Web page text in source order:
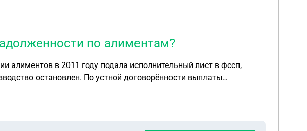
по алиментам?
в 2011 году подала исполнительный лист в фссп,
остановлен. По устной договорённости выплаты
нового
исполнительный лист. Возможно ли в данной ситуации применить